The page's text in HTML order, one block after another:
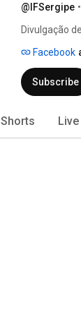
@IFSergipe •
Divulgação
Facebook
Subscribe
Shorts Live